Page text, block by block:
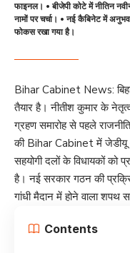
फाइनल। • बीजेपी कोटे में नीतिन
नामों पर चर्चा। • नई कैबिनेट में
फोकस रखा गया है।
Bihar Cabinet News:
तैयार है। नीतीश कुमार के
ग्रहण समारोह से पहले
की Bihar Cabinet में जेडीयू
सहयोगी दलों के विधायकों को
है। नई सरकार गठन की
गांधी मैदान में होने वाला शपथ
Contents